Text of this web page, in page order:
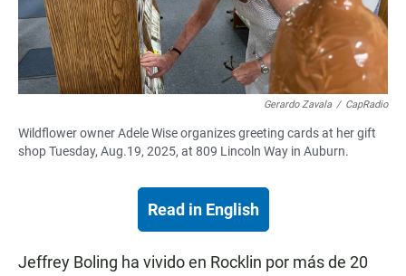
Gerardo Zavala / CapRadio
Wildflower owner Adele Wise organizes greeting cards at her gift
shop Tuesday, Aug.19, 2025, at 809 Lincoln Way in Auburn.
Read in English
Jeffrey Boling ha vivido en Rocklin por más de 20